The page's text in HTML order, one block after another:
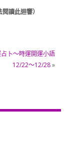
讀此迴響）
卜～時運開運小語
12/22～12/28»